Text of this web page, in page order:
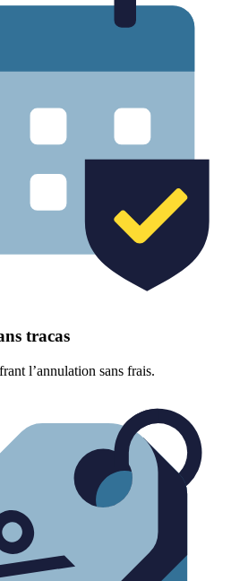
tracas
l’annulation sans frais.